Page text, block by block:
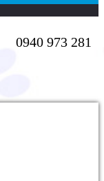
0940 973 281